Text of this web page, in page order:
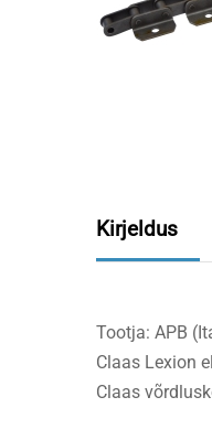
Kirjeldus
Tootja: APB
Claas Lexion
Claas